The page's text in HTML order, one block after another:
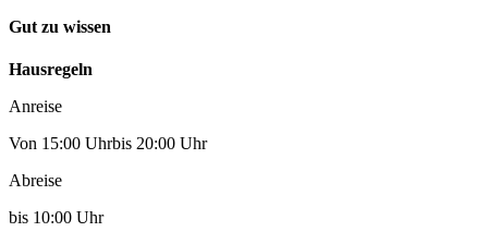
Gut zu wissen
Hausregeln
Anreise
Von 15:00 Uhrbis 20:00 Uhr
Abreise
bis 10:00 Uhr